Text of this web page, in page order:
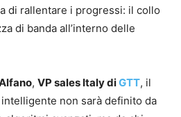
di rallentare i progressi: il collo
di banda all’interno delle
, VP sales Italy diGTT, il
non sarà definito da